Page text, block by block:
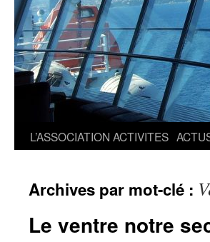
L’ASSOCIATION ACTIVITES
Archives par mot-clé :
Le ventre notre